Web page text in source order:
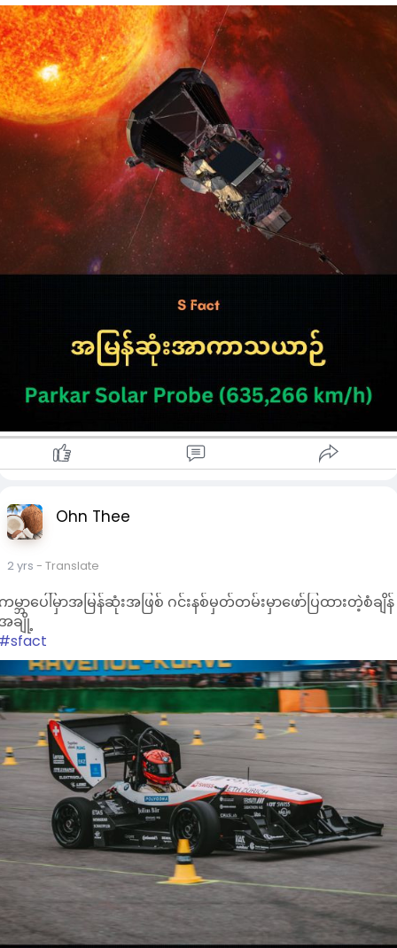
Ohn Thee
2 yrs - Translate
မ္ဘာပေါ်မှာအမြန်ဆုံးအဖြစ် ဂင်းနစ်မှတ်တမ်းမှာဖော်ပြထားတဲ့စံချိန်
ချို့